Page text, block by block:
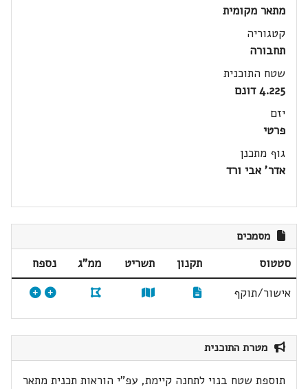
מתאר מקומית
קטגוריה
תחבורה
שטח התוכנית
4.225 דונם
יזם
פרטי
גוף מתכנן
אדר' אבי ורד
מסמכים
סטטוס תקנון תשריט ממ"ג
נספח
אישור/תוקף
מטרת התוכנית
תוספת שטח בנוי לתחנה קיימת, עפ"י הוראות תכנית מתאר